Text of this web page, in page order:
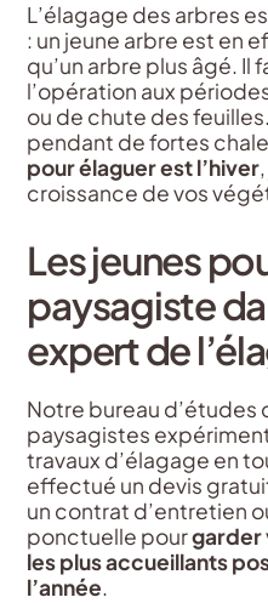
L’élagage des arbres
: un jeune arbre est en
qu’un arbre plus âgé. Il
l’opération aux
ou de chute des
pendant de fortes
pour élaguer est l’hiver
croissance de vos
Les jeunes
paysagiste
expert de
Notre bureau
paysagistes
travaux d’élagage en
effectué un devis
un contrat d’entretien
ponctuelle pourgarder
les plus accueillants
l’année.